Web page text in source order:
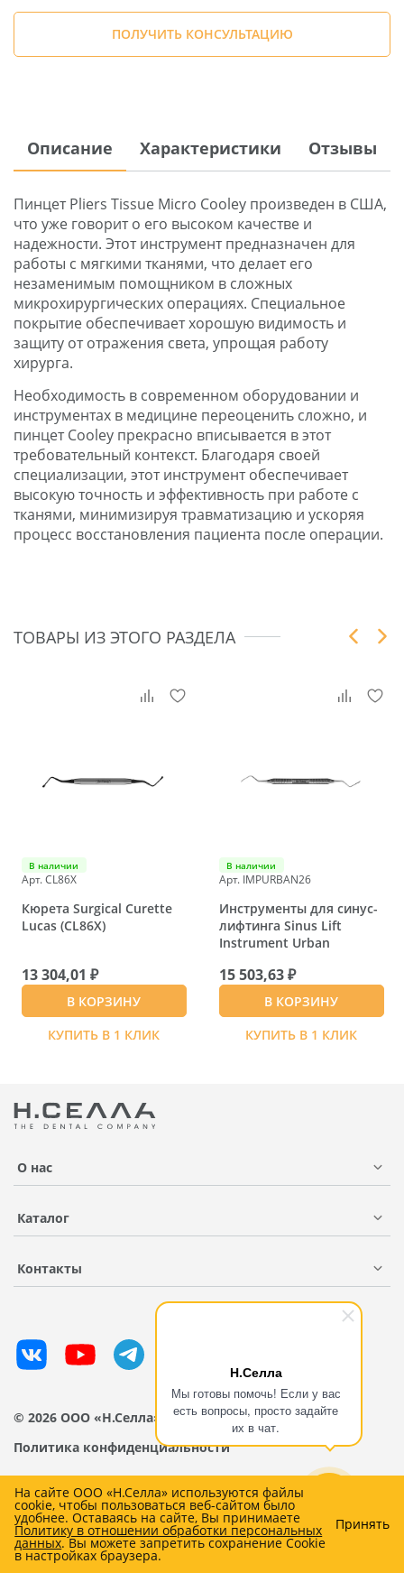
Н.Селла
Мы готовы помочь! Если у вас
есть вопросы, просто задайте
их в чат.
Главная Каталог
0
ПОЛУЧИТЬ КОНСУЛЬТАЦИЮ
Описание Характеристики Отзывы
Пинцет Pliers Tissue Micro Cooley произведен в США,
что уже говорит о его высоком качестве и
надежности. Этот инструмент предназначен для
работы с мягкими тканями, что делает его
незаменимым помощником в сложных
микрохирургических операциях. Специальное
покрытие обеспечивает хорошую видимость и
защиту от отражения света, упрощая работу
хирурга.
Необходимость в современном оборудовании и
инструментах в медицине переоценить сложно, и
пинцет Cooley прекрасно вписывается в этот
требовательный контекст. Благодаря своей
специализации, этот инструмент обеспечивает
высокую точность и эффективность при работе с
тканями, минимизируя травматизацию и ускоряя
процесс восстановления пациента после операции.
ТОВАРЫ ИЗ ЭТОГО РАЗДЕЛА
В наличии
Арт. CL86X
Кюрета Surgical Curette
Lucas (CL86X)
13 304,01 ₽
В КОРЗИНУ
КУПИТЬ В 1 КЛИК
В наличии
Арт. IMPURBAN26
Инструменты для синус-
лифтинга Sinus Lift
Instrument Urban
15 503,63 ₽
В КОРЗИНУ
КУПИТЬ В 1 КЛИК
О нас
Каталог
Контакты
© 2026 ООО «Н.Селла»
Политика конфиденциальности
На сайте ООО «Н.Селла» используются файлы
cookie, чтобы пользоваться веб-сайтом было
удобнее. Оставаясь на сайте, Вы принимаете
Политику в отношении обработки персональных
данных. Вы можете запретить сохранение Cookie
в настройках браузера.
Принять